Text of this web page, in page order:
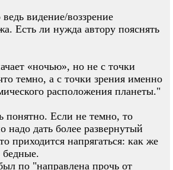
видение/воззрение
Есть ли нужда автору пояснять
«ночью», но не с точки
темно, а с точки зрения именно
расположения планеты."
понятно. Если не темно, то
надо дать более развернутый
приходится напрягаться: как же
по "направлена прочь от